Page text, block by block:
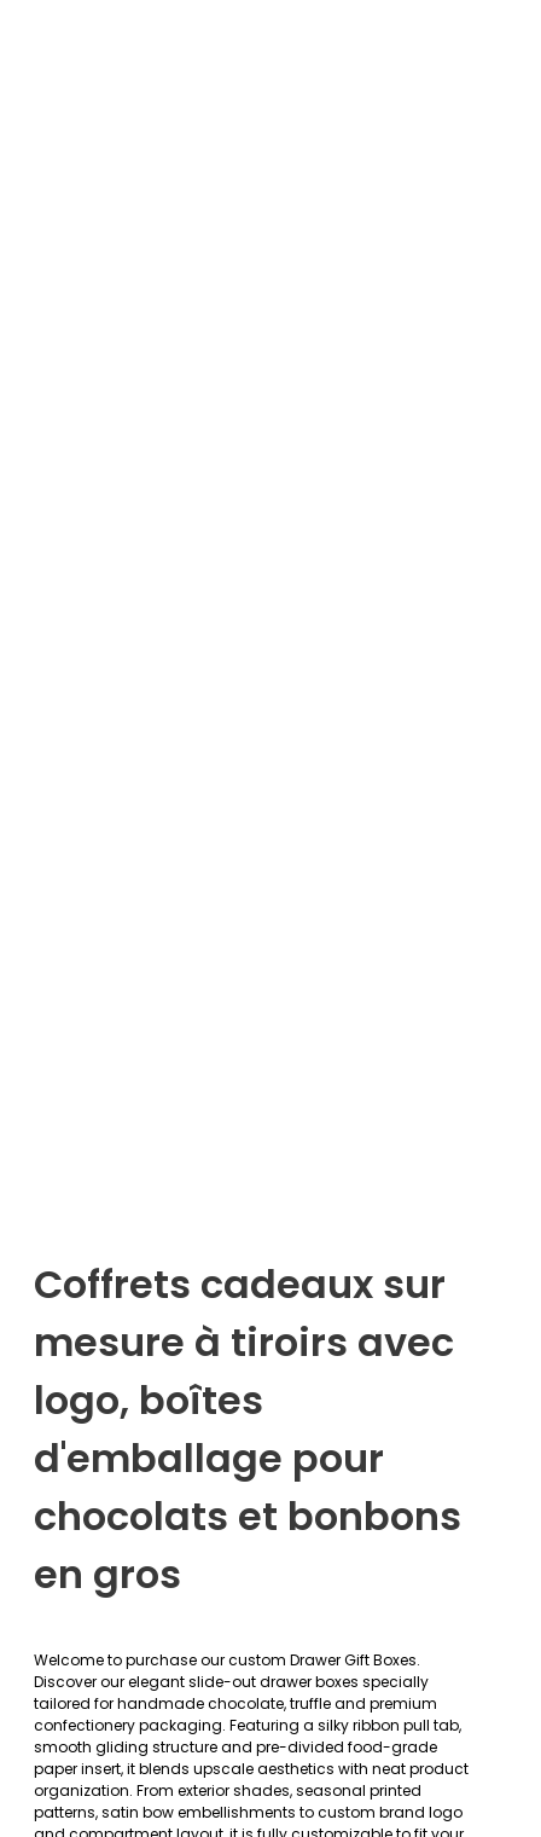
Coffrets cadeaux sur
mesure à tiroirs avec
logo, boîtes
d'emballage pour
chocolats et bonbons
en gros
Welcome to purchase our custom Drawer Gift Boxes.
Discover our elegant slide-out drawer boxes specially
tailored for handmade chocolate, truffle and premium
confectionery packaging. Featuring a silky ribbon pull tab,
smooth gliding structure and pre-divided food-grade
paper insert, it blends upscale aesthetics with neat product
organization. From exterior shades, seasonal printed
patterns, satin bow embellishments to custom brand logo